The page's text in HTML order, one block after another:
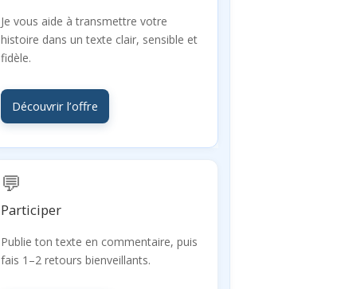
Je vous aide à transmettre votre
histoire dans un texte clair, sensible et
fidèle.
Découvrir l’offre
💬
Participer
Publie ton texte en commentaire, puis
fais 1–2 retours bienveillants.